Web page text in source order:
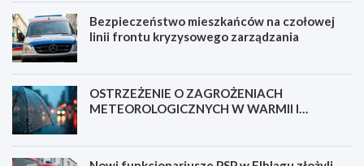
Bezpieczeństwo mieszkańców na czołowej
linii frontu kryzysowego zarządzania
OSTRZEŻENIE O ZAGROŻENIACH
METEOROLOGICZNYCH W WARMII I